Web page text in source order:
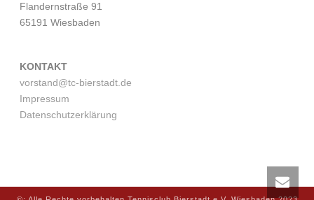
Flandernstraße 91
65191 Wiesbaden
KONTAKT
vorstand@tc-bierstadt.de
Impressum
Datenschutzerklärung